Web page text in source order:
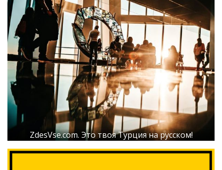
ZdesVse.com. Это твоя Турция на русском!